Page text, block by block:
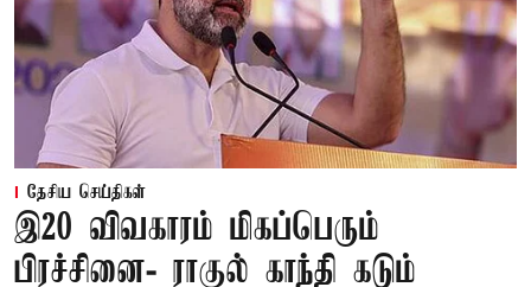
தேசிய செய்திகள்
இ20 விவகாரம் மிகப்பெரும்
பிரச்சினை- ராகுல் காந்தி கடும்